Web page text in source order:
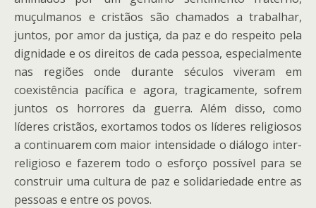
muçulmanos e cristãos são chamados a trabalhar,
juntos, por amor da justiça, da paz e do respeito pela
dignidade e os direitos de cada pessoa, especialmente
nas regiões onde durante séculos viveram em
coexistência pacífica e agora, tragicamente, sofrem
juntos os horrores da guerra. Além disso, como
líderes cristãos, exortamos todos os líderes religiosos
a continuarem com maior intensidade o diálogo inter-
religioso e fazerem todo o esforço possível para se
construir uma cultura de paz e solidariedade entre as
pessoas e entre os povos.